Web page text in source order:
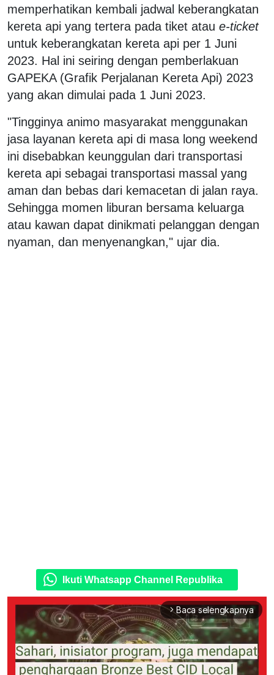
memperhatikan kembali jadwal keberangkatan
kereta api yang tertera pada tiket atau e-ticket
untuk keberangkatan kereta api per 1 Juni
2023. Hal ini seiring dengan pemberlakuan
GAPEKA (Grafik Perjalanan Kereta Api) 2023
yang akan dimulai pada 1 Juni 2023.
"Tingginya animo masyarakat menggunakan
jasa layanan kereta api di masa long weekend
ini disebabkan keunggulan dari transportasi
kereta api sebagai transportasi massal yang
aman dan bebas dari kemacetan di jalan raya.
Sehingga momen liburan bersama keluarga
atau kawan dapat dinikmati pelanggan dengan
nyaman, dan menyenangkan," ujar dia.
Ikuti Whatsapp Channel Republika
arrow_forward_ios Baca selengkapnya